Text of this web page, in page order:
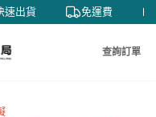
出貨 免運費
查詢訂單